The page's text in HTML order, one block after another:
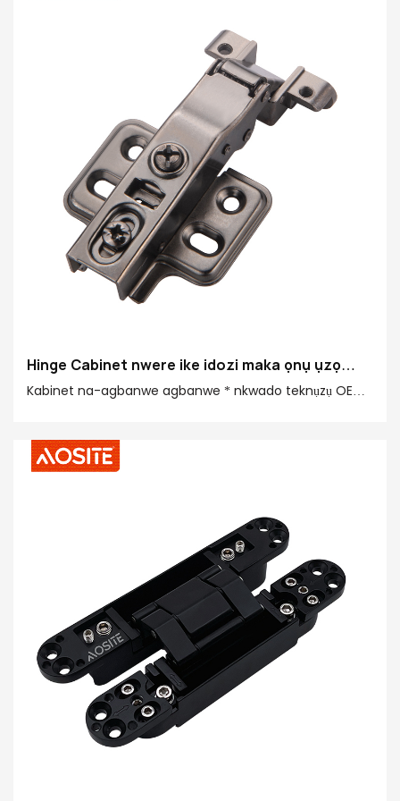
Hinge Cabinet nwere ike idozi maka ọnụ ụzọ
Frame Aluminom
Kabinet na-agbanwe agbanwe * nkwado teknụzụ OEM *
mmechi * Kwa ọnwa mmepụta ike 600,0000 PC * 4-6
sekọnd nro mmechi mmechi zuru ezu ngosi a. Ogo